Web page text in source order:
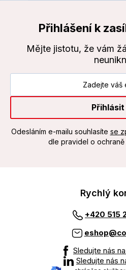
Přihlášení k
Mějte jistotu, že vám
Přihlásit
Odesláním e-mailu souhlasíte se
dle pravidel o ochraně
Rychlý
+420 515
Sledujte nás
Sledujte nás